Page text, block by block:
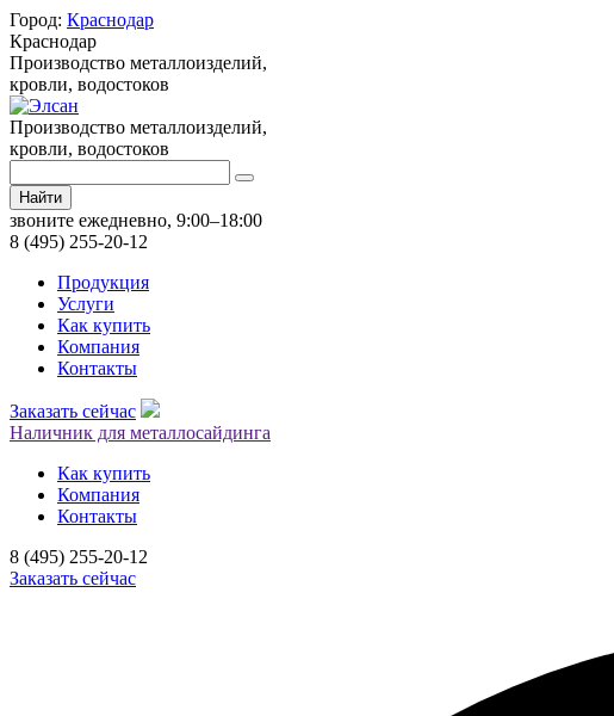
Город: Краснодар
Краснодар
Производство металлоизделий,
кровли, водостоков
Производство металлоизделий,
кровли, водостоков
Найти
звоните ежедневно, 9:00–18:00
8 (495) 255-20-12
Продукция
Услуги
Как купить
Компания
Контакты
Заказать сейчас
Наличник для металлосайдинга
Как купить
Компания
Контакты
8 (495) 255-20-12
Заказать сейчас